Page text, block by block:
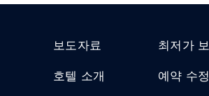
보도자료
호텔 소개
최저가
예약 수